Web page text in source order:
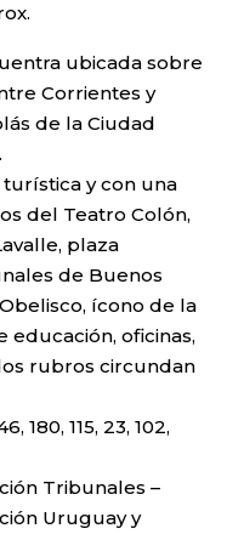
ubicada sobre
Corrientes y
de la Ciudad
y con una
del Teatro Colón,
plaza
de Buenos
ícono de la
educación, oficinas,
rubros circundan
180, 115, 23, 102,
Tribunales –
Uruguay y